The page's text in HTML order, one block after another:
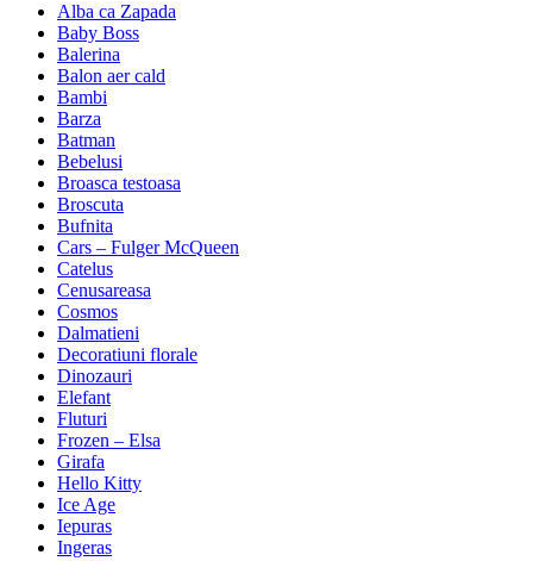
Alba ca Zapada
Baby Boss
Balerina
Balon aer cald
Bambi
Barza
Batman
Bebelusi
Broasca testoasa
Broscuta
Bufnita
Cars – Fulger McQueen
Catelus
Cenusareasa
Cosmos
Dalmatieni
Decoratiuni florale
Dinozauri
Elefant
Fluturi
Frozen – Elsa
Girafa
Hello Kitty
Ice Age
Iepuras
Ingeras